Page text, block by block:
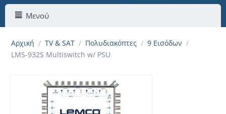
Μενού
Αρχική / TV & SAT / Πολυδιακόπτες / 9 Εισόδων /
LMS-932S Multiswitch w/ PSU